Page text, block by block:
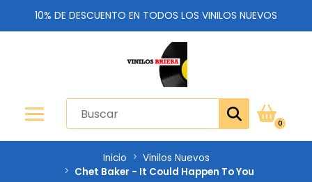
10% DE DESCUENTO EN TODOS LOS VINILOS NUEVOS
0
Inicio
Vinilos Nuevos
Chet Baker - It Could Happen To You